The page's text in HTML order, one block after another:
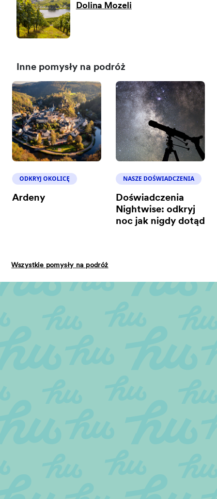
Dolina Mozeli
Inne pomysły na podróż
ODKRYJ OKOLICĘ
Ardeny
NASZE DOŚWIADCZENIA
Doświadczenia
Nightwise: odkryj
noc jak nigdy dotąd
Wszystkie pomysły na podróż